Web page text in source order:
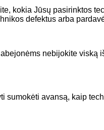
kokia Jūsų pasirinktos
defektus arba
nebijokite
avansą, kaip